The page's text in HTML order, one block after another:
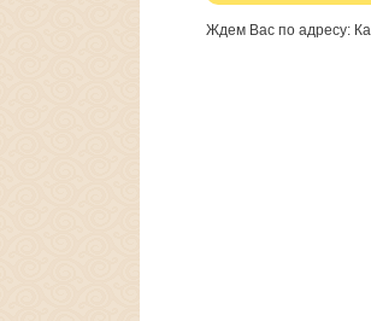
Ждем Вас по адресу: